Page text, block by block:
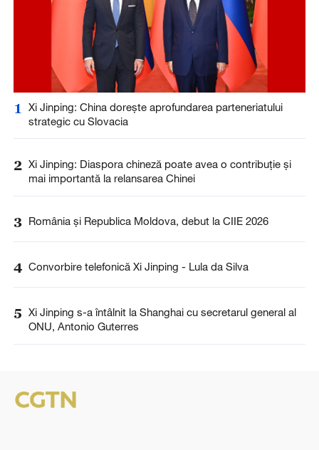
1
Xi Jinping: China dorește aprofundarea parteneriatului
strategic cu Slovacia
2 Xi Jinping: Diaspora chineză poate avea o contribuție și
mai importantă la relansarea Chinei
3 România și Republica Moldova, debut la CIIE 2026
4 Convorbire telefonică Xi Jinping - Lula da Silva
5 Xi Jinping s-a întâlnit la Shanghai cu secretarul general al
ONU, Antonio Guterres